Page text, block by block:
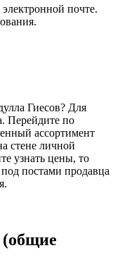
почте.
Гиесов? Для
Перейдите по
ассортимент
стене личной
узнать цены, то
постами продавца
(общие